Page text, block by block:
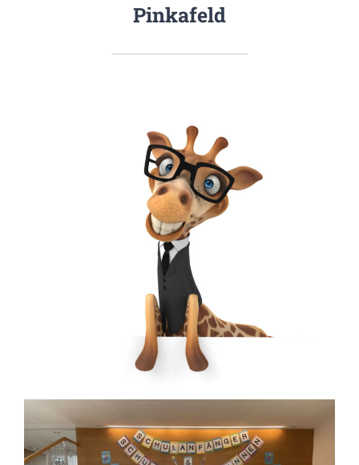
Pinkafeld